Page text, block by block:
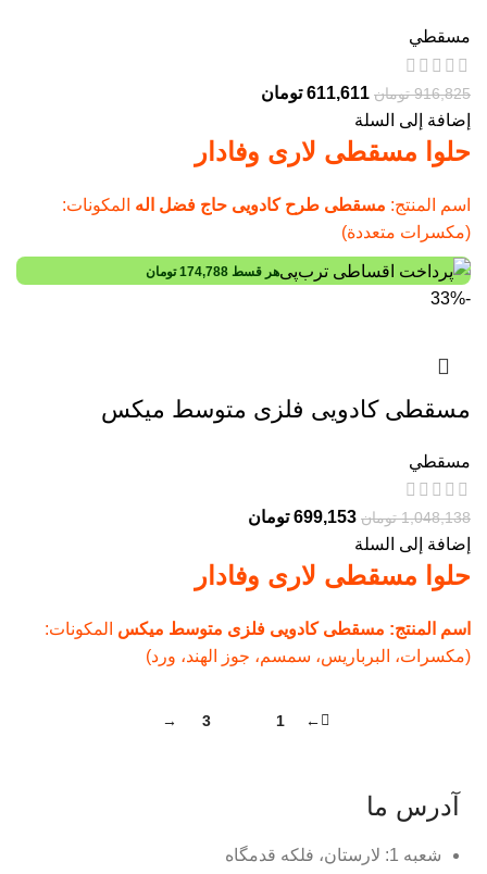
مسقطي
916,825 تومان 611,611 تومان
إضافة إلى السلة
حلوا مسقطی لاری وفادار
اسم المنتج: مسقطی طرح کادویی حاج فضل اله المكونات:
(مكسرات متعددة)
هر قسط 174,788 تومان
-33%
مسقطی کادویی فلزی متوسط میکس
مسقطي
1,048,138 تومان 699,153 تومان
إضافة إلى السلة
حلوا مسقطی لاری وفادار
اسم المنتج: مسقطی کادویی فلزی متوسط میکس المكونات:
(مكسرات، البرباریس، سمسم، جوز الهند، ورد)
←
1
3
→
آدرس ما
شعبه 1: لارستان، فلکه قدمگاه